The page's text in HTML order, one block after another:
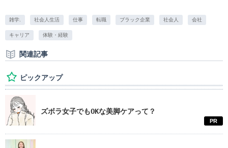
雑学. 社会人生活 仕事 転職 ブラック企業 社会人 会社
キャリア 体験・経験
関連記事
ピックアップ
ズボラ女子でもOKな美脚ケアって？
PR